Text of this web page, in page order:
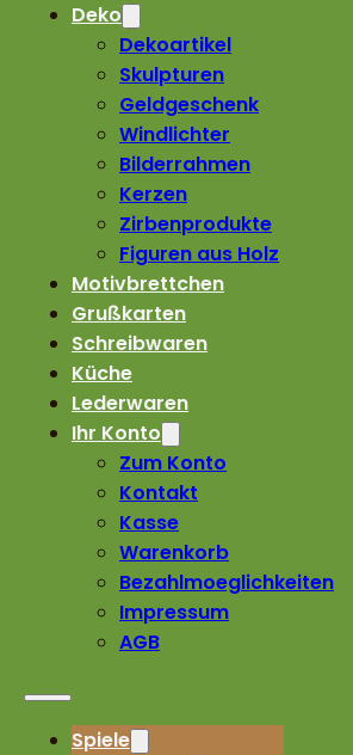
Deko
Dekoartikel
Skulpturen
Geldgeschenk
Windlichter
Bilderrahmen
Kerzen
Zirbenprodukte
Figuren aus Holz
Motivbrettchen
Grußkarten
Schreibwaren
Küche
Lederwaren
Ihr Konto
Zum Konto
Kontakt
Kasse
Warenkorb
Bezahlmoeglichkeiten
Impressum
AGB
Spiele